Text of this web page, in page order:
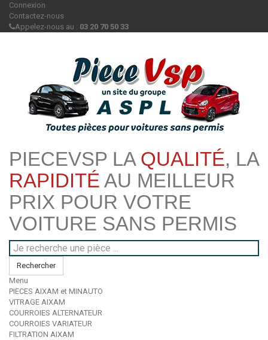
Connexion
Contactez-nous
Appelez-nous au : 03 20 70 50 33
PIECEVSP LA QUALITÉ, LA
RAPIDITÉ AU MEILLEUR
PRIX POUR VOTRE
VOITURE SANS PERMIS
Rechercher
Menu
PIECES AIXAM et MINAUTO
VITRAGE AIXAM
COURROIES ALTERNATEUR
COURROIES VARIATEUR
FILTRATION AIXAM